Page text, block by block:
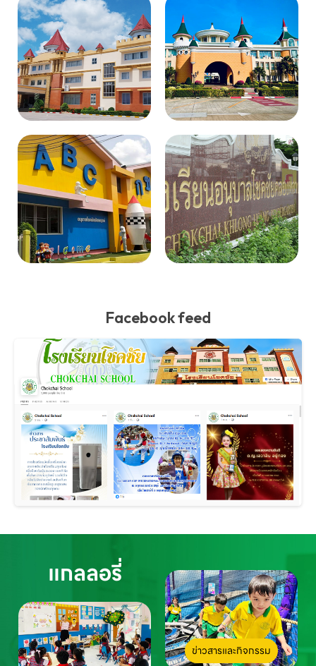
Facebook feed
แกลลอรี่
ข่าวสารและกิจกรรม